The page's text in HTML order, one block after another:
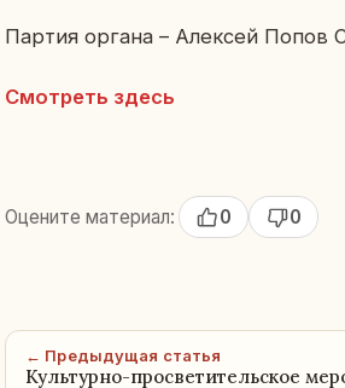
Партия органа – Алек­сей Попов
Смот­реть здесь
Оцените материал: 0 0
← Предыдущая статья
Культурно-просветительское